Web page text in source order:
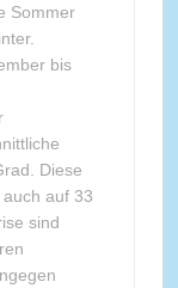
Sommer
bis
Diese
auf 33
sind